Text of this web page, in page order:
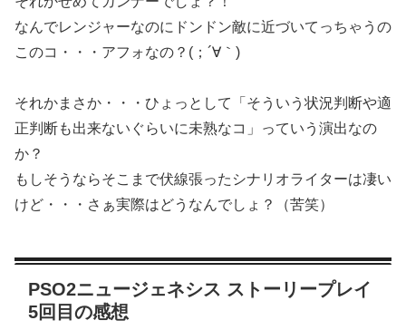
なんでレンジャーなのにドンドン敵に近づいてっちゃうの
このコ・・・アフォなの？(；´∀｀)
それかまさか・・・ひょっとして「そういう状況判断や適
正判断も出来ないぐらいに未熟なコ」っていう演出なの
か？
もしそうならそこまで伏線張ったシナリオライターは凄い
けど・・・さぁ実際はどうなんでしょ？（苦笑）
PSO2ニュージェネシス ストーリープレイ
5回目の感想